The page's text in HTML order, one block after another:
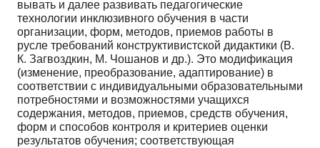
вывать и далее развивать педагогические
технологии инклюзивного обучения в части
организации, форм, ме­тодов, приемов работы в
русле требований конструкти­вистской дидактики (В.
К. Загвоздкин, М. Чошанов и др.). Это модификация
(изменение, преобразование, адаптирование) в
соответствии с индивидуальными об­разовательными
потребностями и возможностями уча­щихся
содержания, методов, приемов, средств обучения,
форм и способов контроля и критериев оценки
резуль­татов обучения; соответствующая